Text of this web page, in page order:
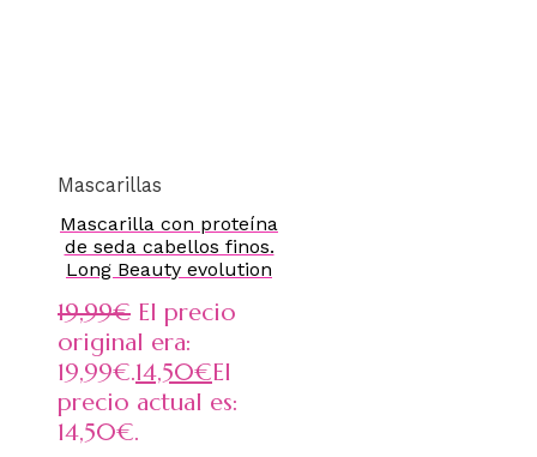
Mascarillas
Mascarilla con proteína
de seda cabellos finos.
Long Beauty evolution
19,99€ El precio
original era:
19,99€.14,50€El
precio actual es:
14,50€.